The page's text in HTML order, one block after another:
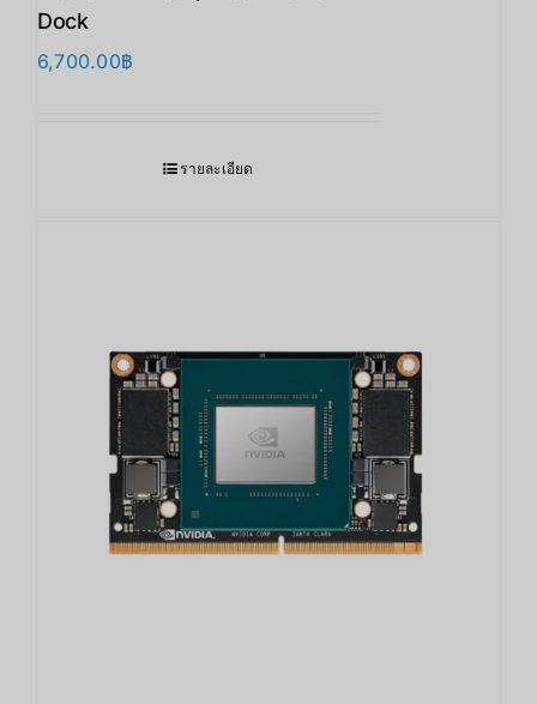
Dock
6,700.00฿
รายละเอียด